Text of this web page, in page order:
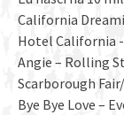
California
Hotel California
Angie – Rolling
Scarborough
Bye Bye Love –